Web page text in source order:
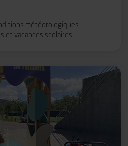
météorologiques
et vacances scolaires